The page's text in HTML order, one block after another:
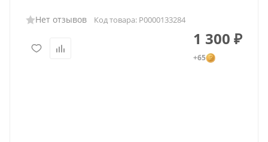
Нет отзывов Код товара: Р0000133284
1 300 ₽
+65